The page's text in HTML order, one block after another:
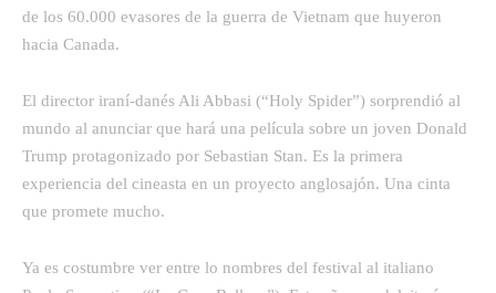
de los 60.000 evasores de la guerra de Vietnam que huyeron
hacia Canada.
El director iraní-danés Ali Abbasi (“Holy Spider”) sorprendió al
mundo al anunciar que hará una película sobre un joven Donald
Trump protagonizado por Sebastian Stan. Es la primera
experiencia del cineasta en un proyecto anglosajón. Una cinta
que promete mucho.
Ya es costumbre ver entre lo nombres del festival al italiano